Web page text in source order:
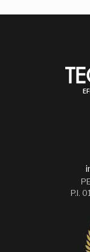
P.I.